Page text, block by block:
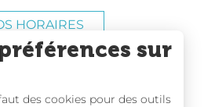
HORAIRES
sur
des cookies pour des outils